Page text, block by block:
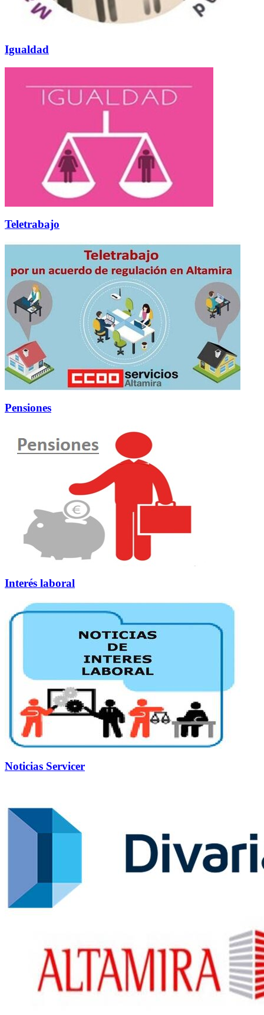
Igualdad
Teletrabajo
Pensiones
Interés laboral
Noticias Servicer